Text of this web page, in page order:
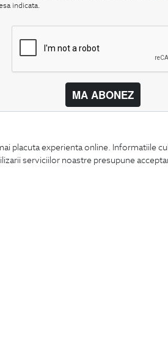
placuta experienta online. Informatiile
serviciilor noastre presupune
indicata.
MA ABONEZ
Contact
Magazine